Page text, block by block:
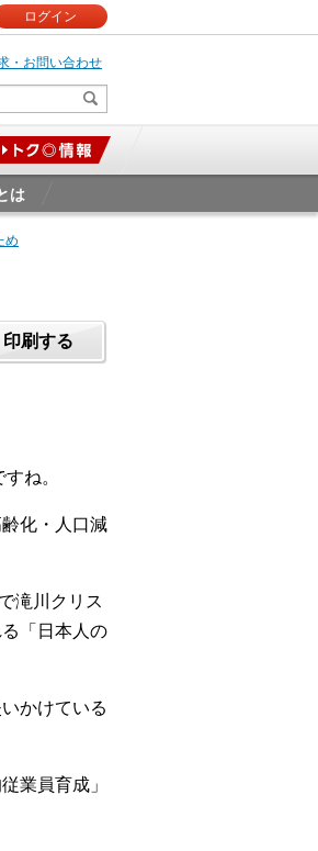
ログイン
・お問い合わせ
は
め
印刷する
ね。
化・人口減
滝川クリス
「日本人の
かけている
業員育成」